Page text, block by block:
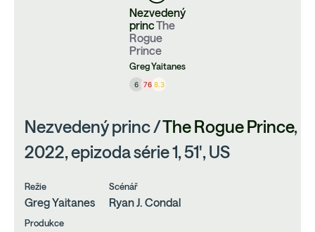
Nezvedený
princThe
Rogue
Prince
Greg Yaitanes
6 76 8.3
Nezvedený princ /The Rogue Prince,
2022, epizoda série 1, 51', US
Režie
Greg Yaitanes
Scénář
Ryan J. Condal
Produkce